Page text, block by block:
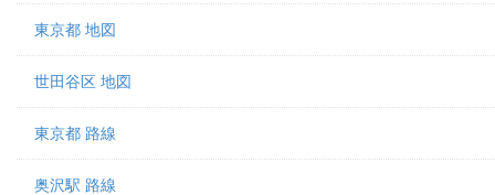
東京都 地図
世田谷区 地図
東京都 路線
奥沢駅 路線